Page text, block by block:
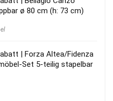
ø 80 cm (h: 73 cm)
| Forza Altea/Fidenza
Set 5-teilig stapelbar